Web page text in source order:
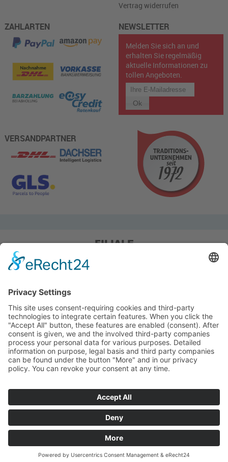
Vertrag widerrufen
ZAHLARTEN
VERSANDPARTNER
NEWSLETTER
Melden Sie sich an und
erhalten Sie regelmäßig
aktuelle Informationen zu
tollen Angeboten.
FILIALE
Pieper Grillshop-24/Golf
Sandstraße 14-18
Pieper Zelt/Boot/Camping
Rockwoolstr. 35
45966 Gladbeck
Tel.: 0 20 43 / 9 73 70
info@pieper-freizeit.de